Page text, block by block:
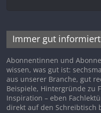
Immer gut informiert
Abonnentinnen und
wissen, was gut ist:
aus unserer Branche, gut
Beispiele, Hintergründe zu
Inspiration – eben
direkt auf den Schreibtisch